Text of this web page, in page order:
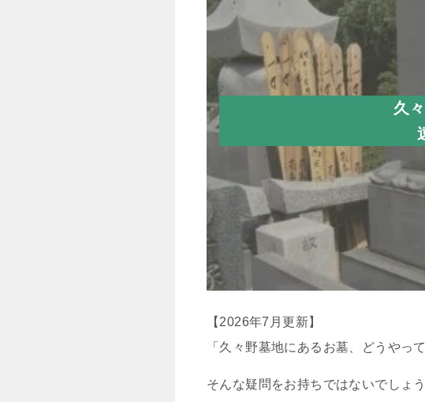
久
【2026年7月更新】
「久々野墓地にあるお墓、どうやっ
そんな疑問をお持ちではないでしょ